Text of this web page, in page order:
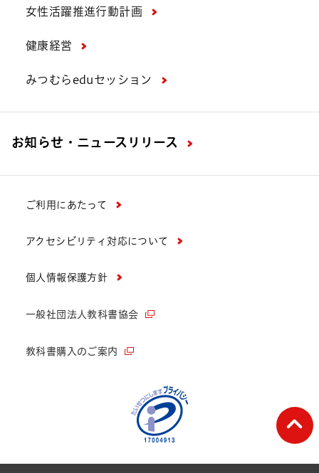
女性活躍推進行動計画
健康経営
みつむらeduセッション
お知らせ・ニュースリリース
ご利用にあたって
アクセシビリティ対応について
個人情報保護方針
一般社団法人教科書協会
教科書購入のご案内
ペ